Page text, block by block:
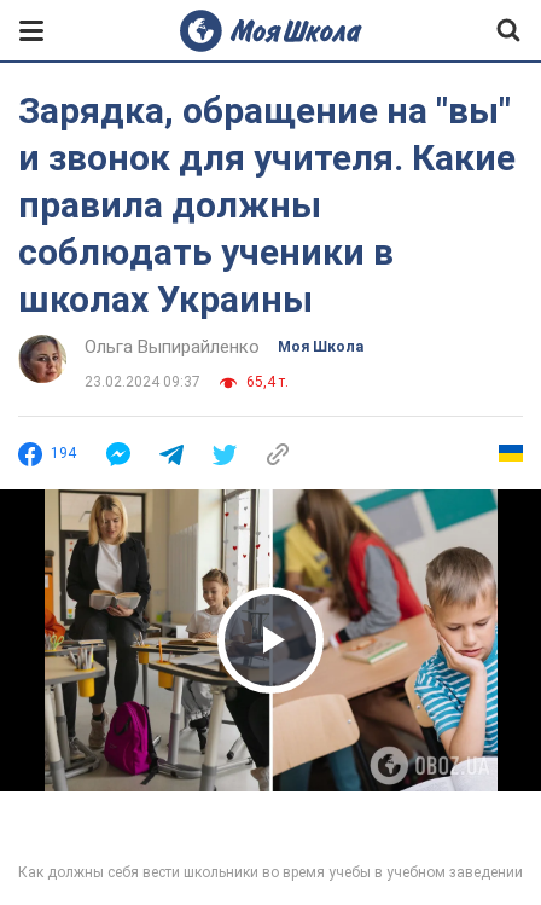
Зарядка, обращение на "вы"
и звонок для учителя. Какие
правила должны
соблюдать ученики в
школах Украины
Ольга Выпирайленко Моя Школа
23.02.2024 09:37 65,4 т.
194
Play Video